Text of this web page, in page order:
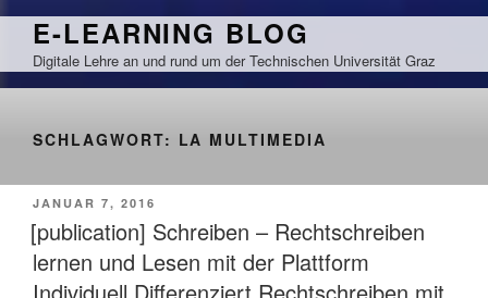
Zum
springen
E-LEARNING BLOG
Digitale Lehre an und rund um der Technischen Universität Graz
SCHLAGWORT: LA MULTIMEDIA
VERÖFFENTLICHT
AM
JANUAR 7, 2016
[publication] Schreiben – Rechtschreiben
lernen und Lesen mit der Plattform